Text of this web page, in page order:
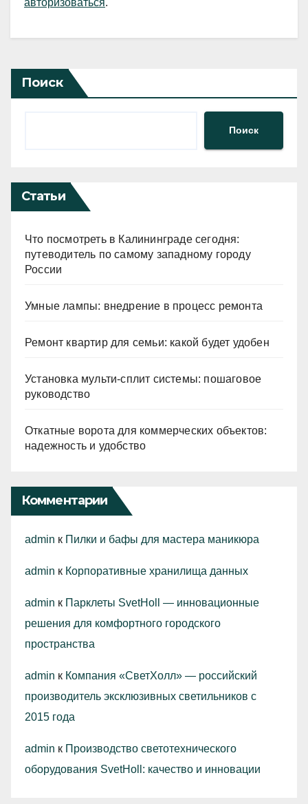
Поиск
Поиск
Статьи
Что посмотреть в Калининграде сегодня:
путеводитель по самому западному городу
России
Умные лампы: внедрение в процесс ремонта
Ремонт квартир для семьи: какой будет удобен
Установка мульти-сплит системы: пошаговое
руководство
Откатные ворота для коммерческих объектов:
надежность и удобство
Комментарии
admin к Пилки и бафы для мастера маникюра
admin к Корпоративные хранилища данных
admin к Парклеты SvetHoll — инновационные
решения для комфортного городского
пространства
admin к Компания «СветХолл» — российский
производитель эксклюзивных светильников с
2015 года
admin к Производство светотехнического
оборудования SvetHoll: качество и инновации